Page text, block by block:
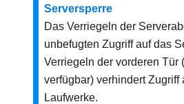
Serversperre
Das Verriegeln der
unbefugten Zugriff auf das
Verriegeln der vorderen Tür
verfügbar) verhindert Zugriff
Laufwerke.